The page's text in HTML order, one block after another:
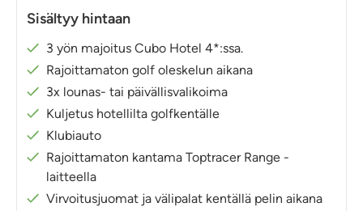
Sisältyy hintaan
3 yön majoitus Cubo Hotel 4*:ssa.
Rajoittamaton golf oleskelun aikana
3x lounas- tai päivällisvalikoima
Kuljetus hotellilta golfkentälle
Klubiauto
Rajoittamaton kantama Toptracer Range -
laitteella
Virvoitusjuomat ja välipalat kentällä pelin aikana